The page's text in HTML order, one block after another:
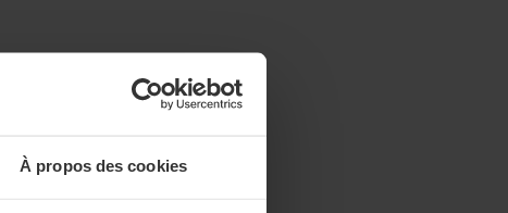
À propos des cookies